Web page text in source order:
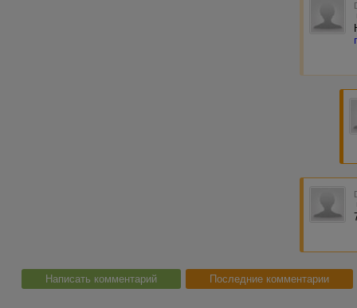
Написать комментарий Последние комментарии